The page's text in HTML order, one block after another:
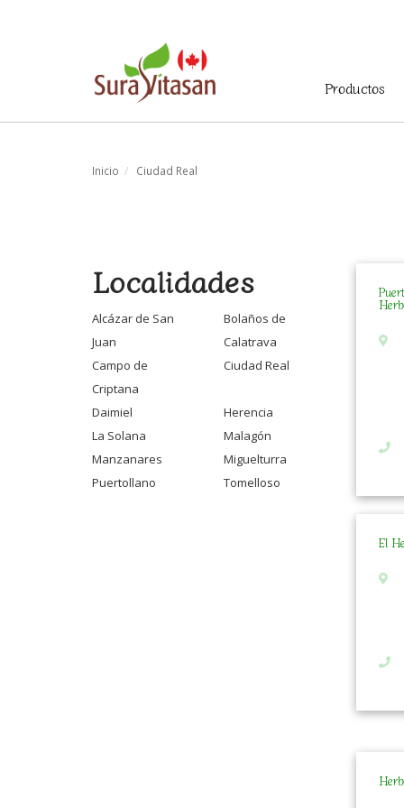
Productos
Inicio Ciudad Real
Localidades
Alcázar de San
Juan
Bolaños de
Calatrava
Campo de
Criptana
Ciudad Real
Daimiel
Herencia
La Solana
Malagón
Manzanares
Miguelturra
Puertollano
Tomelloso
El